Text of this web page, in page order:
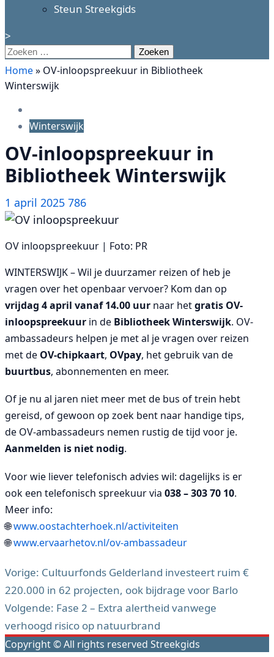
Steun Streekgids
>
Zoeken
naar:
Home» OV-inloopspreekuur in Bibliotheek
Winterswijk
Winterswijk
OV-inloopspreekuur in
Bibliotheek Winterswijk
1 april 2025 786
OV inloopspreekuur | Foto: PR
WINTERSWIJK – Wil je duurzamer reizen of heb je
vragen over het openbaar vervoer? Kom dan op
vrijdag 4 april vanaf 14.00 uur naar hetgratis OV-
inloopspreekuur in de Bibliotheek Winterswijk. OV-
ambassadeurs helpen je met al je vragen over reizen
met de OV-chipkaart, OVpay, het gebruik van de
buurtbus, abonnementen en meer.
Of je nu al jaren niet meer met de bus of trein hebt
gereisd, of gewoon op zoek bent naar handige tips,
de OV-ambassadeurs nemen rustig de tijd voor je.
Aanmelden is niet nodig.
Voor wie liever telefonisch advies wil: dagelijks is er
ook een telefonisch spreekuur via 038 – 303 70 10.
Meer info:
🌐www.oostachterhoek.nl/activiteiten
🌐www.ervaarhetov.nl/ov-ambassadeur
Bericht
navigatie
Vorige: Cultuurfonds Gelderland investeert ruim €
220.000 in 62 projecten, ook bijdrage voor Barlo
Volgende: Fase 2 – Extra alertheid vanwege
verhoogd risico op natuurbrand
Copyright © All rights reserved Streekgids